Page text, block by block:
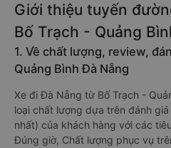
Giới thiệu tuyến
Bố Trạch - Quảng
1. Về chất lượng, review,
Quảng Bình Đà Nẵng
Xe đi Đà Nẵng từ Bố Trạch -
loại chất lượng dựa trên đánh
nhất) của khách hàng với các
Đúng giờ, Chất lượng phục vụ